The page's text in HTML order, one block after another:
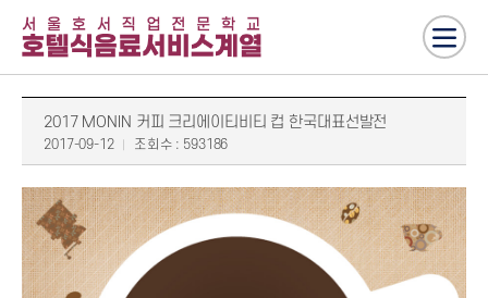
2017 MONIN 커피 크리에이티비티 컵 한국대표선발전
2017-09-12 조회수 : 593186